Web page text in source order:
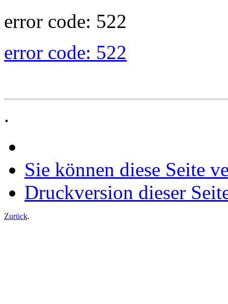
error code: 522
error code: 522
.
Sie können diese Seite
Druckversion dieser
Zurück.